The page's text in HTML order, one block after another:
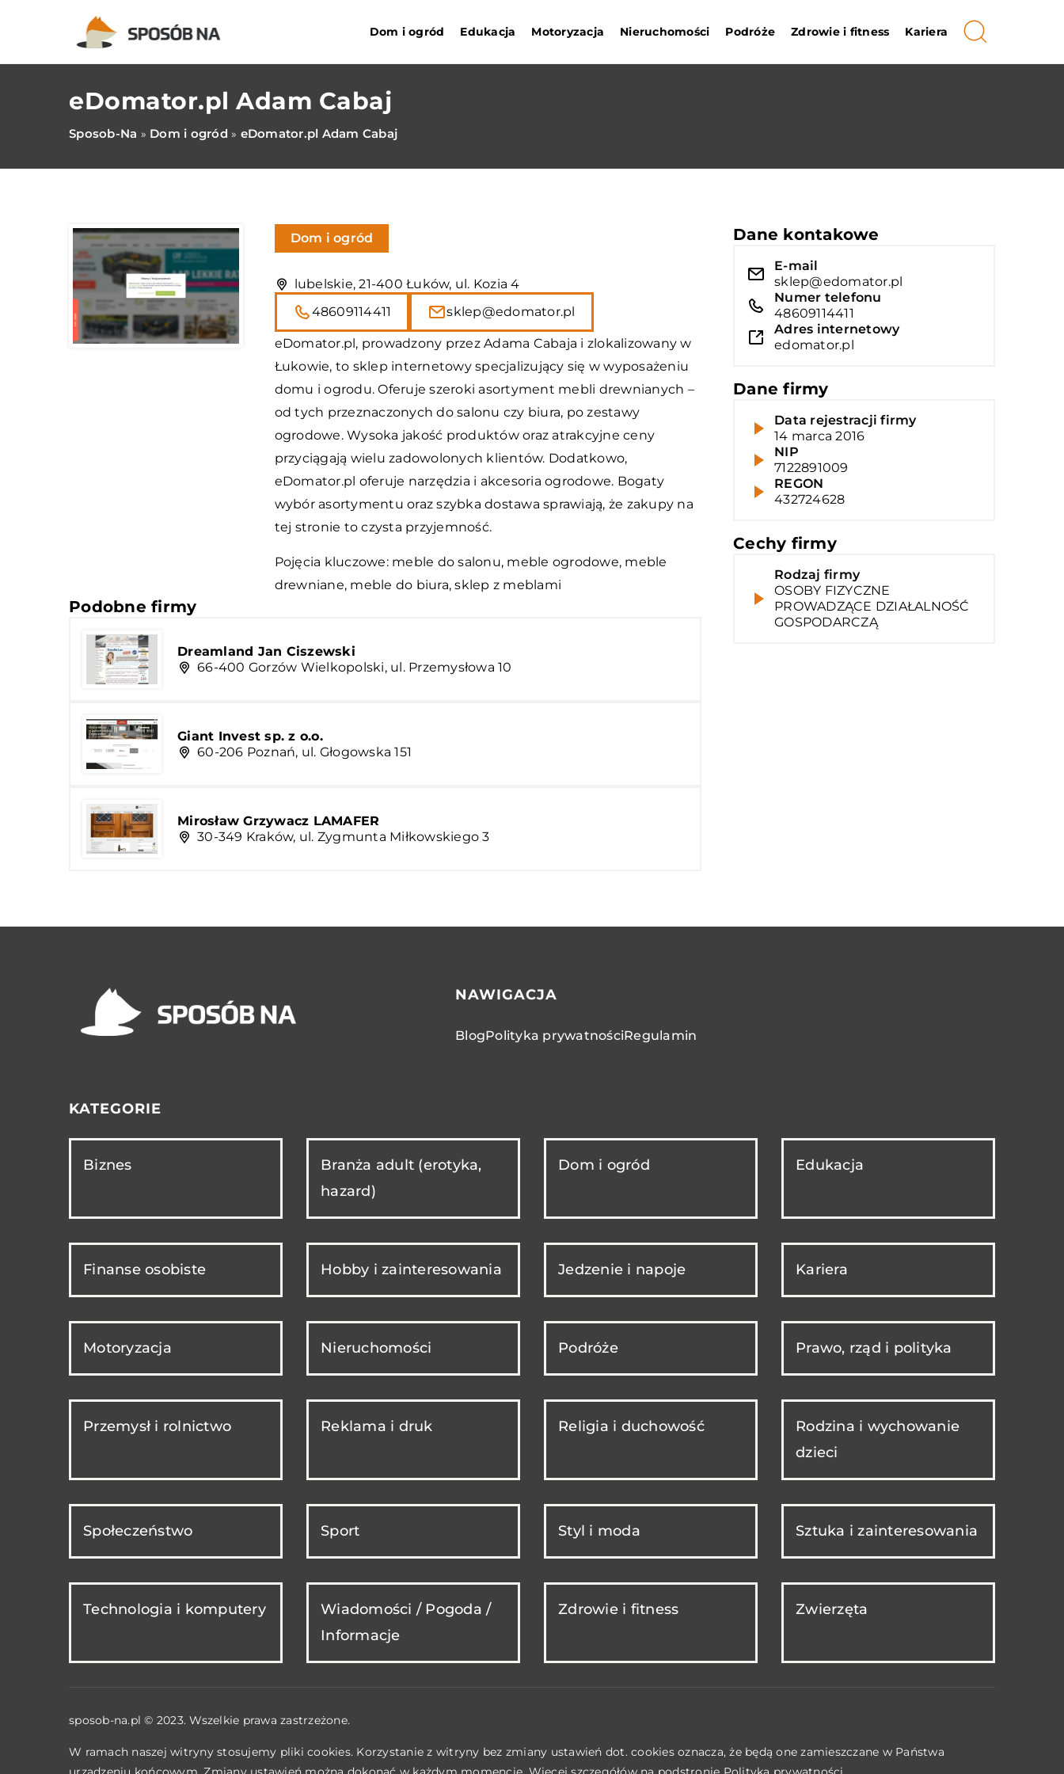
Dom i ogród Edukacja Motoryzacja Nieruchomości Podróże Zdrowie i fitness Kariera
eDomator.pl Adam Cabaj
Sposob-Na » Dom i ogród » eDomator.pl Adam Cabaj
Dom i ogród
lubelskie, 21-400 Łuków, ul. Kozia 4
48609114411
sklep@edomator.pl
eDomator.pl, prowadzony przez Adama Cabaja i zlokalizowany w
Łukowie, to sklep internetowy specjalizujący się w wyposażeniu
domu i ogrodu. Oferuje szeroki asortyment mebli drewnianych –
od tych przeznaczonych do salonu czy biura, po zestawy
ogrodowe. Wysoka jakość produktów oraz atrakcyjne ceny
przyciągają wielu zadowolonych klientów. Dodatkowo,
eDomator.pl oferuje narzędzia i akcesoria ogrodowe. Bogaty
wybór asortymentu oraz szybka dostawa sprawiają, że zakupy na
tej stronie to czysta przyjemność.
Pojęcia kluczowe: meble do salonu, meble ogrodowe, meble
drewniane, meble do biura,sklep z meblami
Podobne firmy
Dreamland Jan Ciszewski
66-400 Gorzów Wielkopolski, ul. Przemysłowa 10
Giant Invest sp. z o.o.
60-206 Poznań, ul. Głogowska 151
Mirosław Grzywacz LAMAFER
30-349 Kraków, ul. Zygmunta Miłkowskiego 3
Dane kontakowe
E-mail
sklep@edomator.pl
Numer telefonu
48609114411
Adres internetowy
edomator.pl
Dane firmy
Data rejestracji firmy
14 marca 2016
NIP
7122891009
REGON
432724628
Cechy firmy
Rodzaj firmy
OSOBY FIZYCZNE
PROWADZĄCE DZIAŁALNOŚĆ
GOSPODARCZĄ
NAWIGACJA
BlogPolityka prywatnościRegulamin
KATEGORIE
Biznes
Branża adult (erotyka,
hazard)
Dom i ogród Edukacja
Finanse osobiste Hobby i zainteresowania Jedzenie i napoje Kariera
Motoryzacja Nieruchomości Podróże Prawo, rząd i polityka
Przemysł i rolnictwo Reklama i druk Religia i duchowość
Rodzina i wychowanie
dzieci
Społeczeństwo Sport Styl i moda Sztuka i zainteresowania
Technologia i komputery
Wiadomości / Pogoda /
Informacje
Zdrowie i fitness Zwierzęta
sposob-na.pl © 2023. Wszelkie prawa zastrzeżone.
W ramach naszej witryny stosujemy pliki cookies. Korzystanie z witryny bez zmiany ustawień dot. cookies oznacza, że będą one zamieszczane w Państwa